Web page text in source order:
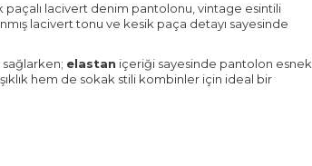
paçalı lacivert denim pantolonu, vintage esintili
lacivert tonu ve kesik paça detayı sayesinde
sağlarken; elastan içeriği sayesinde pantolon esnek
hem de sokak stili kombinler için ideal bir